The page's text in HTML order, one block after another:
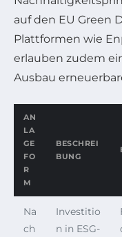
auf den EU Green
Plattformen wie
erlauben zudem
Ausbau
AN
LA
GE
FO
R
M
BESCHREI
BUNG
Na
ch
Investitio
n in ESG-